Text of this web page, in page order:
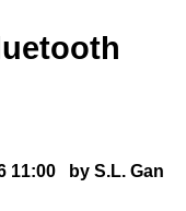
11:00 by S.L. Gan